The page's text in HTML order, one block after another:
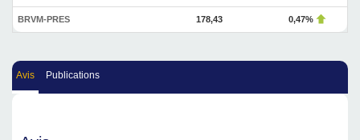
BRVM-PRES 178,43 0,47%
Avis Publications